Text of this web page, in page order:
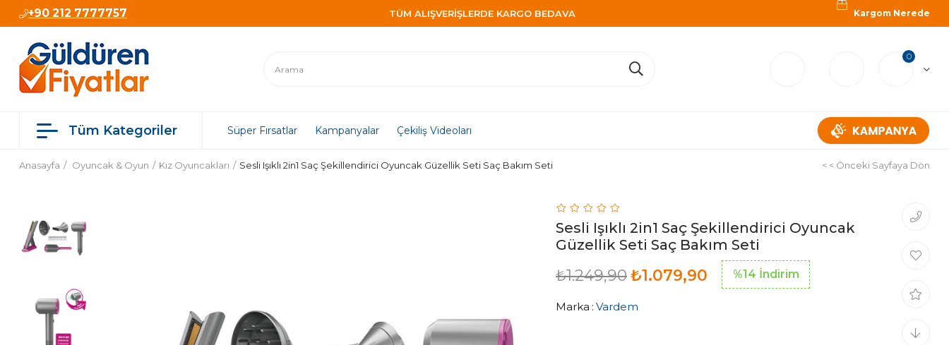
+90 212 7777757 TÜM ALIŞVERİŞLERDE KARGO BEDAVA Kargom Nerede
0
Tüm Kategoriler Süper Fırsatlar Kampanyalar Çekiliş Videoları
Anasayfa Oyuncak & Oyun Kız Oyuncakları Sesli Işıklı 2in1 Saç Şekillendirici Oyuncak Güzellik Seti Saç Bakım Seti < < Önceki Sayfaya Dön
Sesli Işıklı 2in1 Saç Şekillendirici Oyuncak
Güzellik Seti Saç Bakım Seti
₺1.249,90₺1.079,90 %14 İndirim
Marka : Vardem